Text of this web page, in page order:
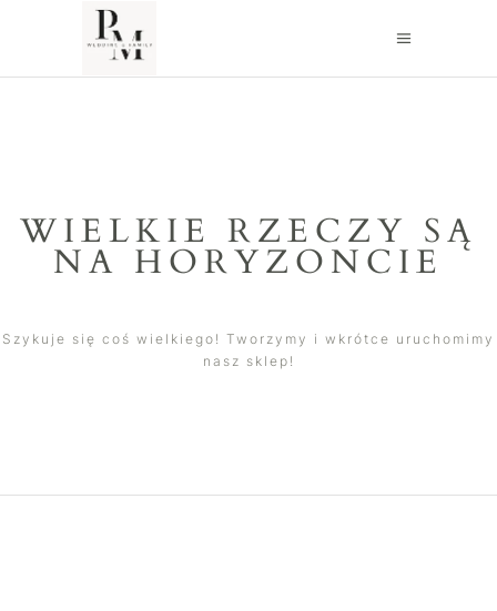
WIELKIE RZECZY SĄ
NA HORYZONCIE
Szykuje się coś wielkiego! Tworzymy i wkrótce uruchomimy
nasz sklep!